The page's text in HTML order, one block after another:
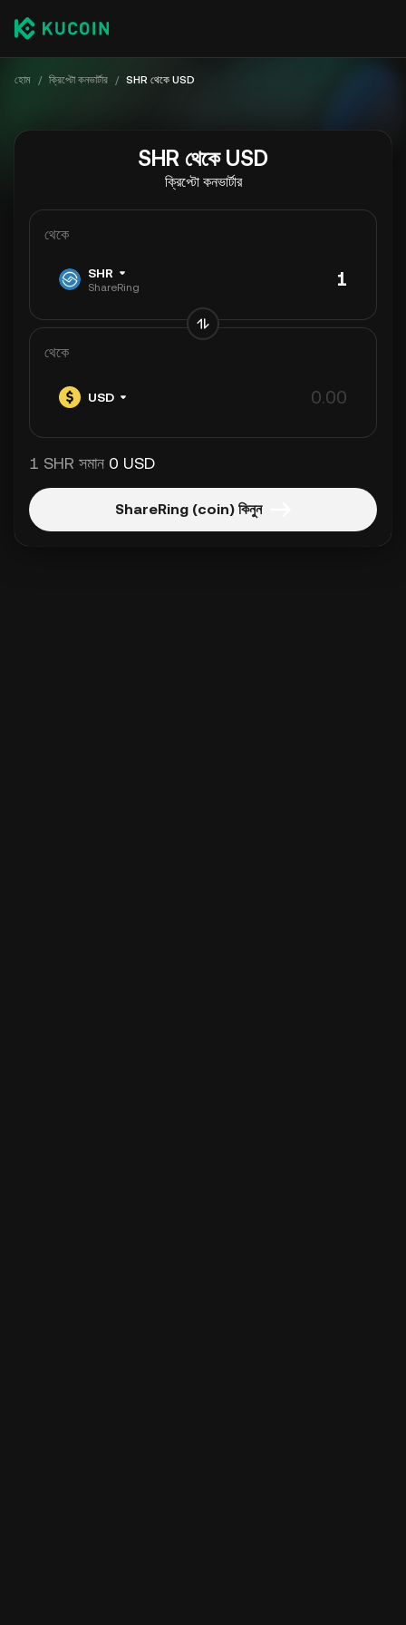
হোম / ক্রিপ্টো কনভার্টার / SHR থেকে USD
SHR থেকে USD
ক্রিপ্টো কনভার্টার
থেকে
SHR
ShareRing
থেকে
USD
1 SHR সমান 0 USD
ShareRing (coin) কিনুন